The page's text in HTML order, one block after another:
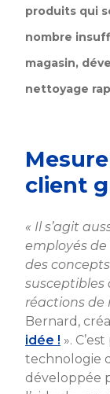
produits qui
nombre
magasin,
nettoyage
client
« Il s’agit
employés de
des
susceptibles
réactions de
Bernard,
idée ! ».
technologie
développée